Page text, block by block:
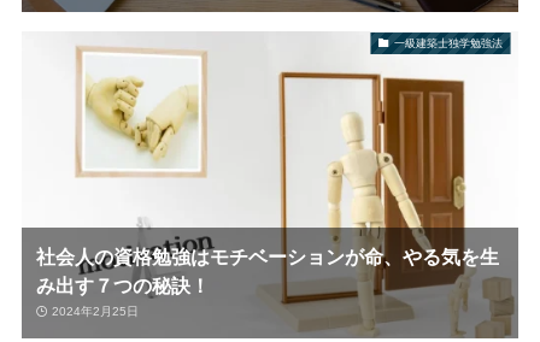
一級建築士独学勉強法
社会人の資格勉強はモチベーションが命、やる気を生
み出す７つの秘訣！
2024年2月25日